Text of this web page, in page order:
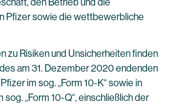
Pfizer sowie die wettbewerbliche
zu Risiken und Unsicherheiten finden
am 31. Dezember 2020 endenden
im sog. „Form 10-K“ sowie in
„Form 10-Q“, einschließlich der